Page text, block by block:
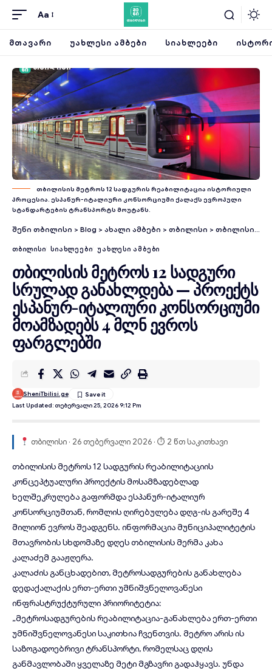
Aa
ᲛᲗᲐᲕᲐᲠᲘ ᲣᲐᲮᲚᲔᲡᲘ ᲐᲛᲑᲔᲑᲘ ᲡᲘᲐᲮᲚᲔᲔᲑᲘ
თბილისის მეტროს 12 სადგურის რეაბილიტაცია ისტორიული
პროცესია. ესპანურ-იტალიური კონსორციუმი ქალაქს ევროპული
სტანდარტების ტრანსპორტს მოუტანს.
შენი თბილისი > Blog > ახალი ამბები > თბილისი > თბილისის მეტროს 12 სადგური სრულად განახლდება — პროექტს ესპანურ-იტალიური კონსორციუმი მოამზადებს 4 მლნ ევროს ფარგლებში
ᲗᲑᲘᲚᲘᲡᲘ ᲡᲘᲐᲮᲚᲔᲔᲑᲘ ᲣᲐᲮᲚᲔᲡᲘ ᲐᲛᲑᲔᲑᲘ
თბილისის მეტროს 12 სადგური
სრულად განახლდება — პროექტს
ესპანურ-იტალიური კონსორციუმი
მოამზადებს 4 მლნ ევროს
ფარგლებში
Last Updated: Თებერვალი 25, 2026 9:12 Pm
SheniTbilisi.ge
თბილისი · 26 თებერვალი 2026 · ⏱ 2 წთ საკითხავი
თბილისის მეტროს 12 სადგურისრეაბილიტაციის
კონცეპტუალური პროექტის მოსამზადებლად
ხელშეკრულება გაფორმდა ესპანურ-იტალიურ
კონსორციუმთან, რომლის ღირებულება დღგ-ის გარეშე 4
მილიონ ევროს შეადგენს. ინფორმაცია მუნიციპალიტეტის
მთავრობის სხდომაზე დღეს თბილისის მერმა კახა
კალაძემ გააჟღერა.
კალაძის განცხადებით, მეტროსადგურების განახლება
დედაქალაქის ერთ-ერთი უმნიშვნელოვანესი
ინფრასტრუქტურული პრიორიტეტია:
„მეტროსადგურების რეაბილიტაცია-განახლება ერთ-ერთი
უმნიშვნელოვანესი საკითხია ჩვენთვის. მეტრო არის ის
საზოგადოებრივი ტრანსპორტი, რომელსაც დღის
განმავლობაში ყველაზე მეტი მგზავრი გადაჰყავს. უნდა